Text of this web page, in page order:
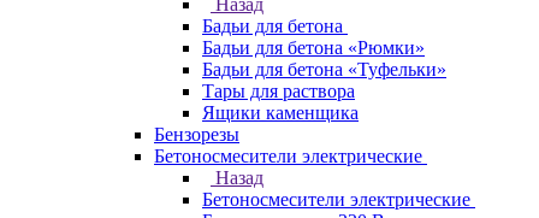
Назад
Бадьи для бетона
Бадьи для бетона «Рюмки»
Бадьи для бетона «Туфельки»
Тары для раствора
Ящики каменщика
Бензорезы
Бетоносмесители электрические
Назад
Бетоносмесители электрические